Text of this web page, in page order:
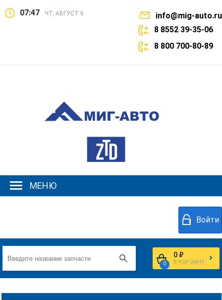
07:47 ЧТ, АВГУСТ 6
info@mig-auto.ru
8 8552 39-35-06
8 800 700-80-89
МЕНЮ
Войти
0
0 ₽
В КОРЗИНУ